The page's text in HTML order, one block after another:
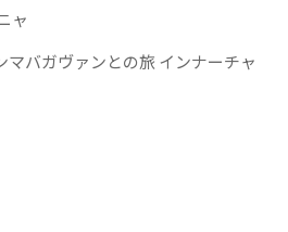
ャ
マバガヴァンとの旅 インナーチャ